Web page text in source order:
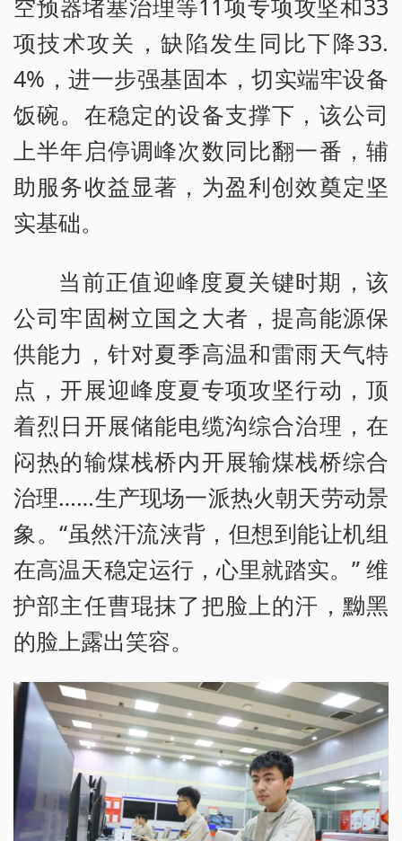
空预器堵塞治理等11项专项攻坚和33
项技术攻关，缺陷发生同比下降33.
4%，进一步强基固本，切实端牢设备
饭碗。在稳定的设备支撑下，该公司
上半年启停调峰次数同比翻一番，辅
助服务收益显著，为盈利创效奠定坚
实基础。
当前正值迎峰度夏关键时期，该
公司牢固树立国之大者，提高能源保
供能力，针对夏季高温和雷雨天气特
点，开展迎峰度夏专项攻坚行动，顶
着烈日开展储能电缆沟综合治理，在
闷热的输煤栈桥内开展输煤栈桥综合
治理……生产现场一派热火朝天劳动景
象。“虽然汗流浃背，但想到能让机组
在高温天稳定运行，心里就踏实。” 维
护部主任曹琨抹了把脸上的汗，黝黑
的脸上露出笑容。